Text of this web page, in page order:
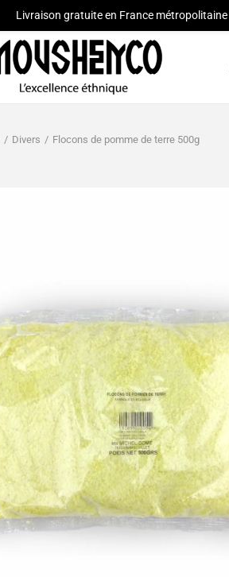
/ Divers / Flocons de pomme de terre 500g
Livraison gratuite en France